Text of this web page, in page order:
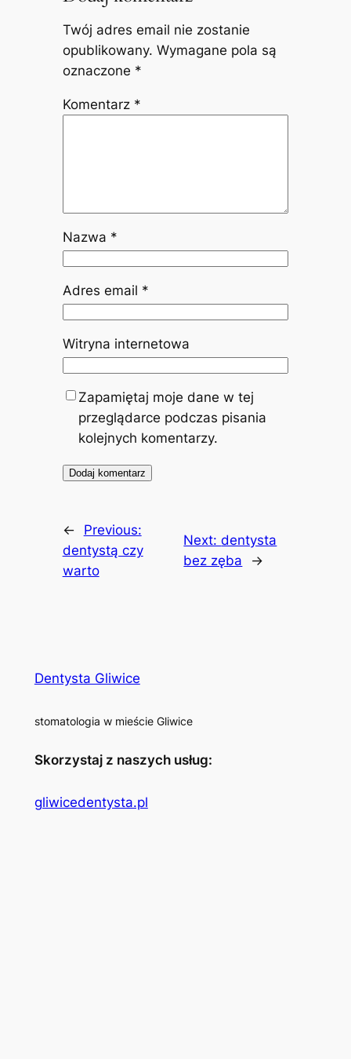
Twój adres email nie zostanie
opublikowany. Wymagane pola są
oznaczone *
Komentarz *
Nazwa *
Adres email *
Witryna internetowa
Zapamiętaj moje dane w tej
przeglądarce podczas pisania
kolejnych komentarzy.
←
Previous:
dentystą czy
warto
Next:dentysta
bez zęba
→
Dentysta Gliwice
stomatologia w mieście Gliwice
Skorzystaj z naszych usług:
gliwicedentysta.pl